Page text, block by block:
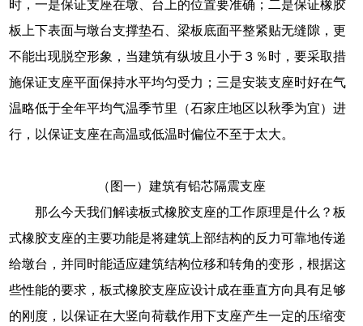
时，一是保证支座在墩、台上的位置要准确；二是保证橡胶
板上下表面与墩台支撑垫石、梁板底面平整紧贴无缝隙，更
不能出现脱空形象，当建筑有纵坡且小于３％时，要采取措
施保证支座平面保持水平均匀受力；三是安装支座时好在气
温略低于全年平均气温季节里（石家庄地区以秋季为宜）进
行，以保证支座在高温或低温时偏位不至于太大。
（图一）建筑有铅芯隔震支座
那么今天我们解读板式橡胶支座的工作原理是什么？板
式橡胶支座的主要功能是将建筑上部结构的反力可靠地传递
给墩台，并同时能适应建筑结构位移和转角的变形，根据这
些性能的要求，板式橡胶支座应设计成在垂直方向具有足够
的刚度，以保证在大竖向荷载作用下支座产生一定的压缩变